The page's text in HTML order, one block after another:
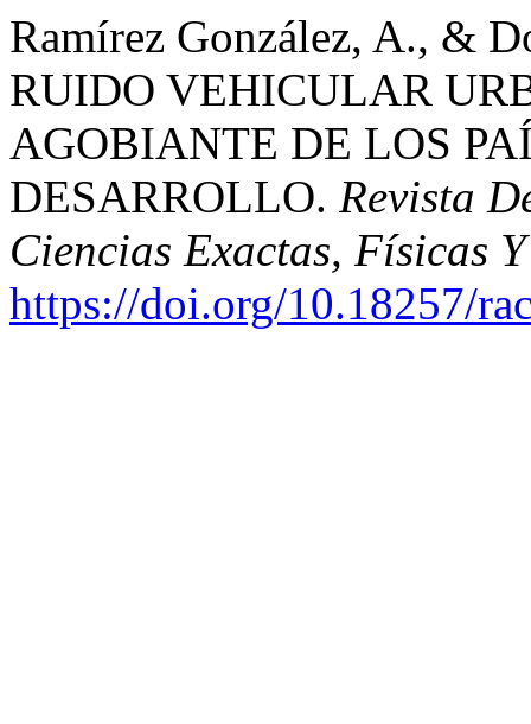
Ramírez González, A., &
RUIDO VEHICULAR
AGOBIANTE DE LOS
DESARROLLO. Revista
Ciencias Exactas, Físicas
https://doi.org/10.18257/